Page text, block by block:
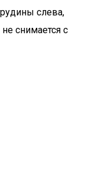
слева,
снимается с